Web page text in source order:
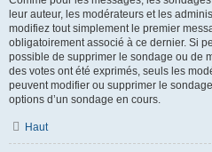
leur auteur, les modérateurs et les
modifiez tout simplement le premier
obligatoirement associé à ce dernier. Si
possible de supprimer le sondage ou de
des votes ont été exprimés, seuls les
peuvent modifier ou supprimer le
options d’un sondage en cours.
Haut